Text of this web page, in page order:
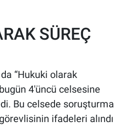
SÜREÇ
“Hukuki olarak
4'üncü celsesine
Bu celsede soruşturma
ifadeleri alındı